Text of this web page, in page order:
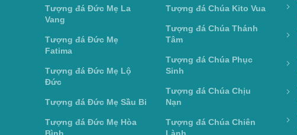
Tượng đá Đức Mẹ La
Vang
Tượng đá Đức Mẹ
Fatima
Tượng đá Đức Mẹ Lộ
Đức
Tượng đá Đức Mẹ Sầu Bi
Tượng đá Đức Mẹ Hòa
Tượng đá Chúa Kito Vua
Tượng đá Chúa Thánh
Tâm
Tượng đá Chúa Phục
Sinh
Tượng đá Chúa Chịu
Nạn
Tượng đá Chúa Chiên